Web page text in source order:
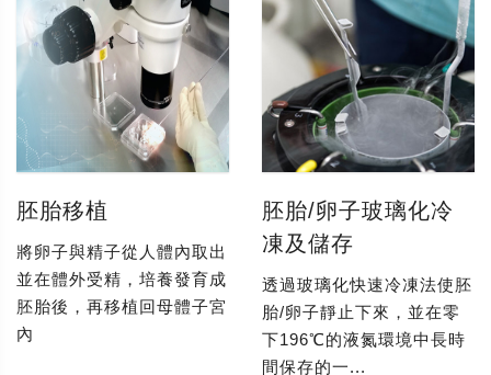
胚胎移植
將卵子與精子從人體內取出
並在體外受精，培養發育成
胚胎後，再移植回母體子宮
內
胚胎/卵子玻璃化冷
凍及儲存
透過玻璃化快速冷凍法使胚
胎/卵子靜止下來，並在零
下196℃的液氮環境中長時
間保存的一...